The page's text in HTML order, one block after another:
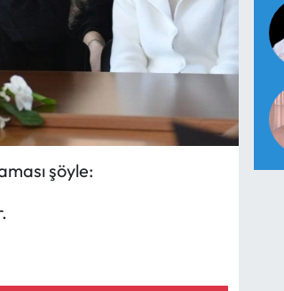
şöyle: